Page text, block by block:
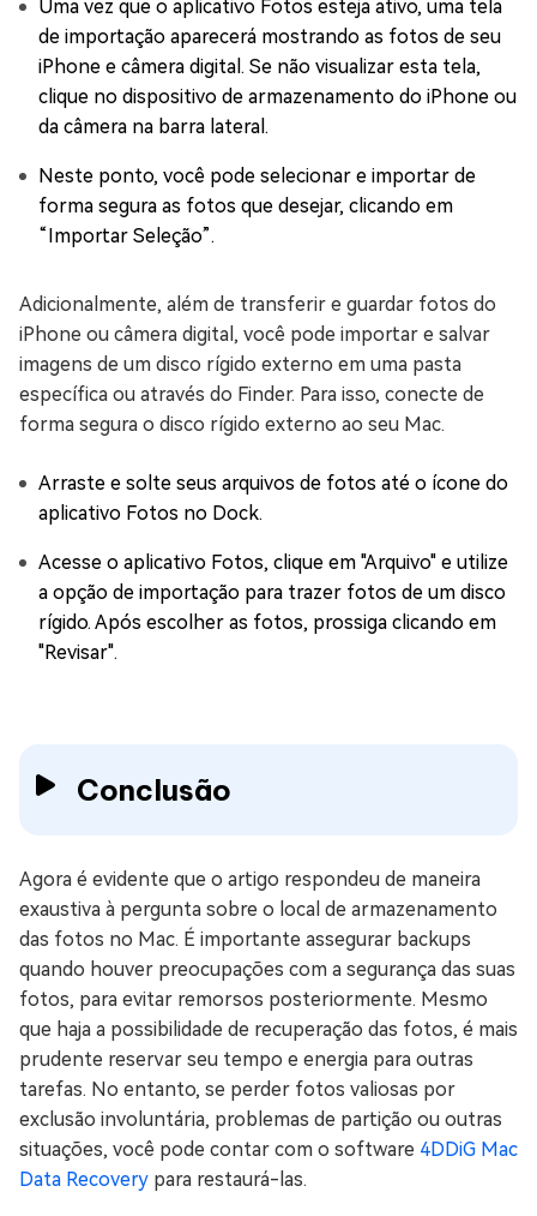
Uma vez que o aplicativo Fotos esteja ativo, uma tela
de importação aparecerá mostrando as fotos de seu
iPhone e câmera digital. Se não visualizar esta tela,
clique no dispositivo de armazenamento do iPhone ou
da câmera na barra lateral.
Neste ponto, você pode selecionar e importar de
forma segura as fotos que desejar, clicando em
“Importar Seleção”.
Adicionalmente, além de transferir e guardar fotos do
iPhone ou câmera digital, você pode importar e salvar
imagens de um disco rígido externo em uma pasta
específica ou através do Finder. Para isso, conecte de
forma segura o disco rígido externo ao seu Mac.
Arraste e solte seus arquivos de fotos até o ícone do
aplicativo Fotos no Dock.
Acesse o aplicativo Fotos, clique em "Arquivo" e utilize
a opção de importação para trazer fotos de um disco
rígido. Após escolher as fotos, prossiga clicando em
"Revisar".
Conclusão
Agora é evidente que o artigo respondeu de maneira
exaustiva à pergunta sobre o local de armazenamento
das fotos no Mac. É importante assegurar backups
quando houver preocupações com a segurança das suas
fotos, para evitar remorsos posteriormente. Mesmo
que haja a possibilidade de recuperação das fotos, é mais
prudente reservar seu tempo e energia para outras
tarefas. No entanto, se perder fotos valiosas por
exclusão involuntária, problemas de partição ou outras
situações, você pode contar com o software 4DDiG Mac
Data Recovery para restaurá-las.